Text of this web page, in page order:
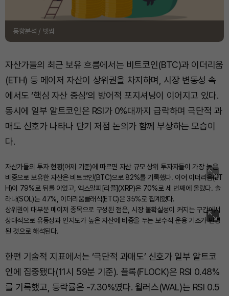
동향분석 / 빗썸
자산가들의 최근 보유 흐름에서는 비트코인(BTC)과 이더리움
(ETH) 등 메이저 자산이 상위권을 차지하며, 시장 변동성 속
에서도 ‘핵심 자산 중심’의 방어적 포지셔닝이 이어지고 있다.
동시에 일부 알트코인은 RSI가 0%대까지 급락하며 극단적 과
매도 신호가 나타나 단기 저점 논의가 함께 부상하는 모습이
다.
자산가들의 투자 현황(어제 기준)에 따르면 자산 규모 상위 투자자들이 가장 높은
비중으로 보유한 자산은 비트코인(BTC)으로 82%를 기록했다. 이어 이더리움(ET
H)이 79%로 뒤를 이었고, 엑스알피[리플](XRP)은 70%로 세 번째에 올랐다. 솔
라나(SOL)는 47%, 이더리움클래식(ETC)은 35%로 집계됐다.
상위권이 대부분 메이저 종목으로 구성된 점은, 시장 불확실성이 커지는 구간에서
상대적으로 유동성과 인지도가 높은 자산에 비중을 두는 보수적 운용 기조가 반영
된 것으로 해석된다.
한편 기술적 지표에서는 ‘극단적 과매도’ 신호가 일부 알트코
인에 집중됐다(11시 59분 기준). 플록(FLOCK)은 RSI 0.48%
를 기록했고, 등락률은 -7.30%였다. 월러스(WAL)는 RSI 0.5